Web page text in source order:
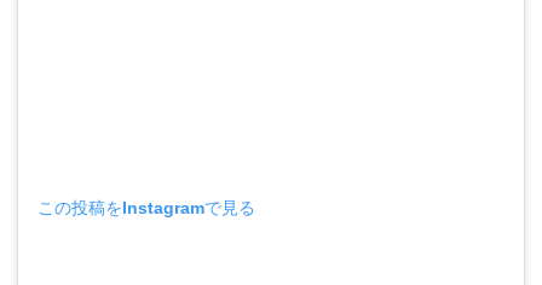
この投稿をInstagramで見る